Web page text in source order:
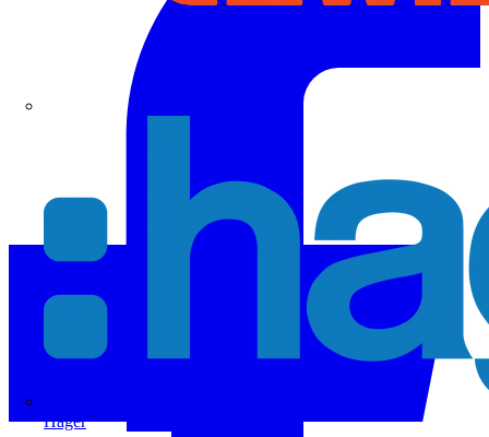
Hager